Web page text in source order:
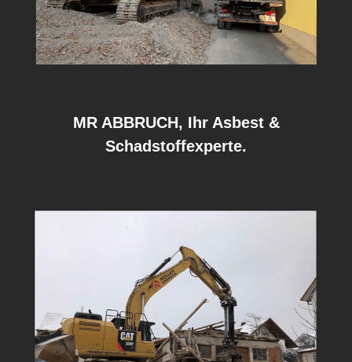
MR ABBRUCH, Ihr Asbest &
Schadstoffexperte.